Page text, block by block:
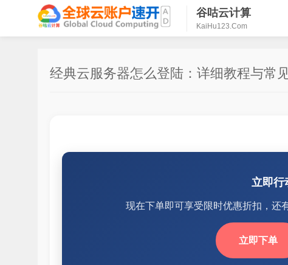
谷咕云计算
KaiHu123.Com
经典云服务器怎么登陆：详细教程与常
立即行
现在下单即可享受限时优惠折扣，还
立即下单